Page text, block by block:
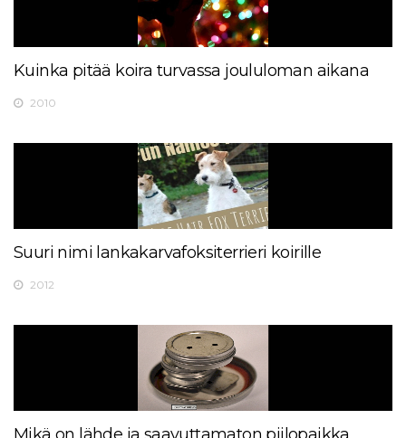
Kuinka pitää koira turvassa joululoman aikana
2010
Suuri nimi lankakarvafoksiterrieri koirille
2012